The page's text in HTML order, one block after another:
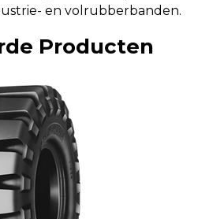
en volrubberbanden.
Producten